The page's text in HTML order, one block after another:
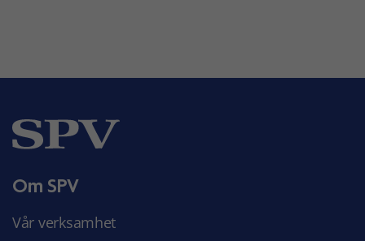
Om SPV
Vår verksamhet